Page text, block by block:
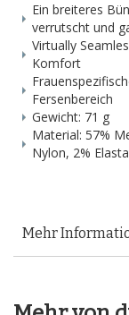
Ein breiteres
verrutscht und
Virtually
Komfort
Fersenbereich
Gewicht: 71 g
Material: 57%
Nylon, 2%
Mehr